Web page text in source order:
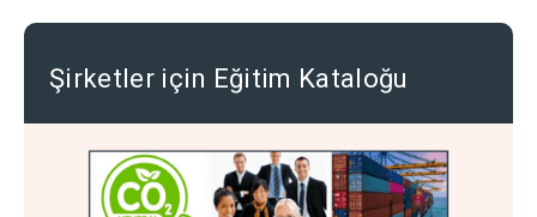
Şirketler için Eğitim Kataloğu